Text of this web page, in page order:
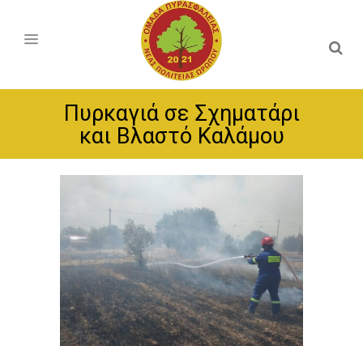
Πυρκαγιά σε Σχηματάρι
και Βλαστό Καλάμου